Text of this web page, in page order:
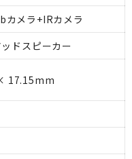
カメラ+IRカメラ
ドスピーカー
17.15mm